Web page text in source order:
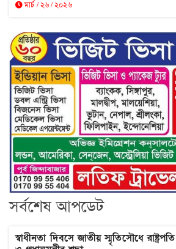
মার্চ / ২৬ / ২০২৬
সর্বশেষ আপডেট
স্বাধীনতা দিবসে জাতীয় স্মৃতিসৌধে রাষ্ট্রপতি